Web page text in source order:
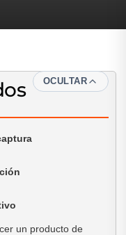
OCULTAR
un producto de